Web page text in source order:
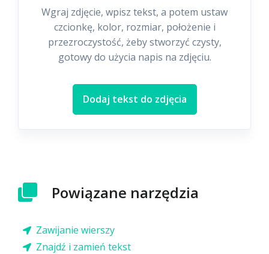
Wgraj zdjęcie, wpisz tekst, a potem ustaw
czcionkę, kolor, rozmiar, położenie i
przezroczystość, żeby stworzyć czysty,
gotowy do użycia napis na zdjęciu.
Dodaj tekst do zdjęcia
Powiązane narzędzia
Zawijanie wierszy
Znajdź i zamień tekst